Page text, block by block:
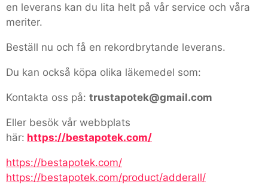
en leverans kan du lita helt på vår service och våra
meriter.
Beställ nu och få en rekordbrytande leverans.
Du kan också köpa olika läkemedel som:
Kontakta oss på: trustapotek@gmail.com
Eller besök vår webbplats
här: https://bestapotek.com/
https://bestapotek.com/
https://bestapotek.com/product/adderall/